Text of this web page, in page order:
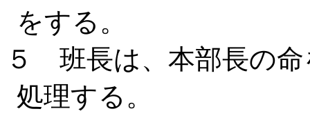
をする。
５ 班長は、本部長の命
処理する。